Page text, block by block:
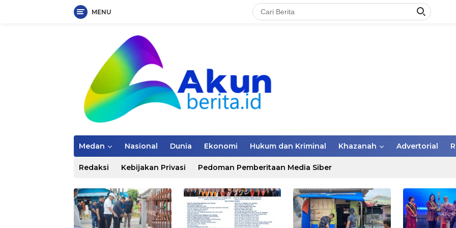
MENU
Medan Nasional Dunia Ekonomi Hukum dan Kriminal Khazanah Advertorial
Redaksi Kebijakan Privasi Pedoman Pemberitaan Media Siber